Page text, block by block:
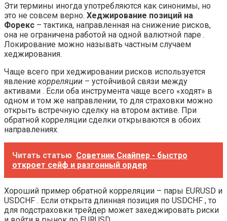
Эти термины иногда употребляются как синонимы, но
это не совсем верно. Хеджирование позиций на
Форекс – тактика, направленная на снижение рисков,
она не ограничена работой на одной валютной паре .
Локирование можно называть частным случаем
хеджирования.
Чаще всего при хеджировании рисков используется
явление корреляции – устойчивой связи между
активами . Если оба инструмента чаще всего «ходят» в
одном и том же направлении, то для страховки можно
открыть встречную сделку на втором активе. При
обратной корреляции сделки открываются в обоих
направлениях.
Читать статью Советник Снайпер - быстро
откроет сейф и разгонный ордер
Хороший пример обратной корреляции – пары EURUSD и
USDCHF . Если открыта длинная позиция по USDCHF , то
для подстраховки трейдер может захеджировать риски